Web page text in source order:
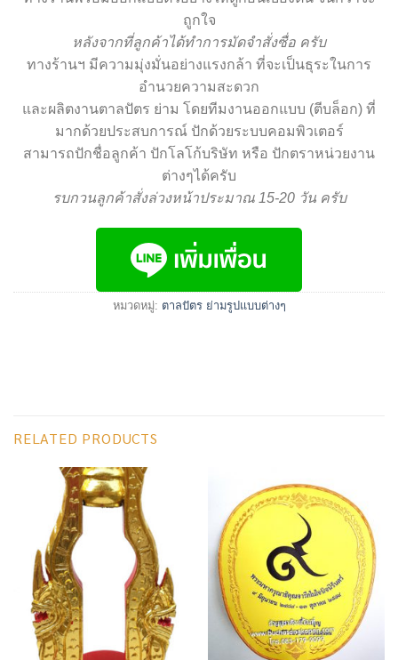
ถูกใจ
หลังจากที่ลูกค้าได้ทำการมัดจำสั่งซื่อ ครับ
ทางร้านฯ มีความมุ่งมั่นอย่างแรงกล้า ที่จะเป็นธุระในการ
อำนวยความสะดวก
และผลิตงานตาลปัตร ย่าม โดยทีมงานออกแบบ (ตีบล็อก) ที่
มากด้วยประสบการณ์ ปักด้วยระบบคอมพิวเตอร์
สามารถปักชื่อลูกค้า ปักโลโก้บริษัท หรือ ปักตราหน่วยงาน
ต่างๆได้ครับ
รบกวนลูกค้าสั่งล่วงหน้าประมาณ 15-20 วัน ครับ
หมวดหมู่: ตาลปัตร ย่ามรูปแบบต่างๆ
RELATED PRODUCTS